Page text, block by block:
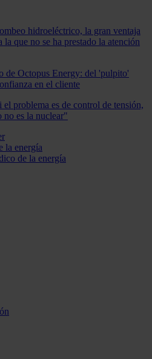
hidroeléctrico, la gran ventaja
la que no se ha prestado la atención
de Octopus Energy: del 'pulpito'
en el cliente
problema es de control de tensión,
no es la nuclear"